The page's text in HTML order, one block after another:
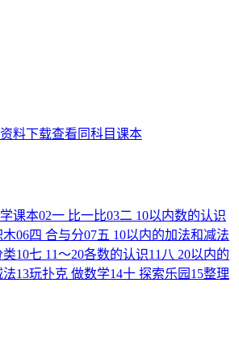
料下载查看同科目课本
课本02一 比一比03二 10以内数的认识
木06四 合与分07五 10以内的加法和减法
类10七 11～20各数的认识11 八 20以内的
法13玩扑克 做数学14十 探索乐园 15整理